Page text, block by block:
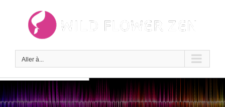
Aller à...